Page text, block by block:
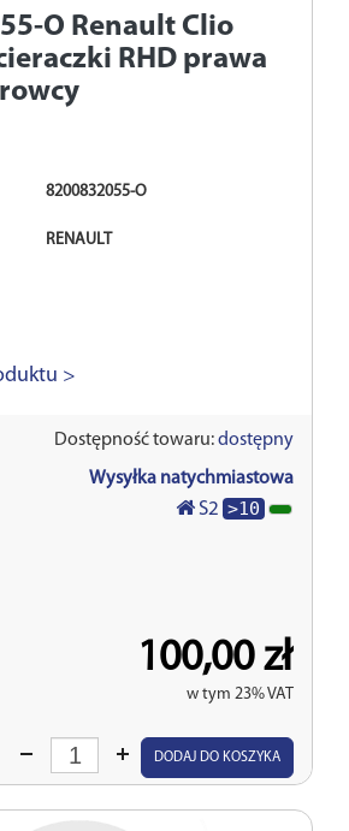
O Renault Clio
RHD prawa
8200832055-O
RENAULT
>
Dostępność towaru:dostępny
Wysyłka natychmiastowa
S2 >10
100,00 zł
w tym 23% VAT
Wprowadź
DODAJ DO KOSZYKA